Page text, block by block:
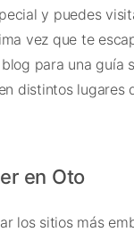
y puedes
vez que te
para una guía
distintos lugares
en Oto
los sitios más